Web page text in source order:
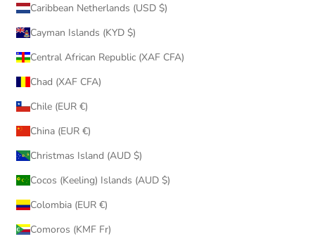
Caribbean Netherlands (USD $)
Cayman Islands (KYD $)
Central African Republic (XAF CFA)
Chad (XAF CFA)
Chile (EUR €)
China (EUR €)
Christmas Island (AUD $)
Cocos (Keeling) Islands (AUD $)
Colombia (EUR €)
Comoros (KMF Fr)